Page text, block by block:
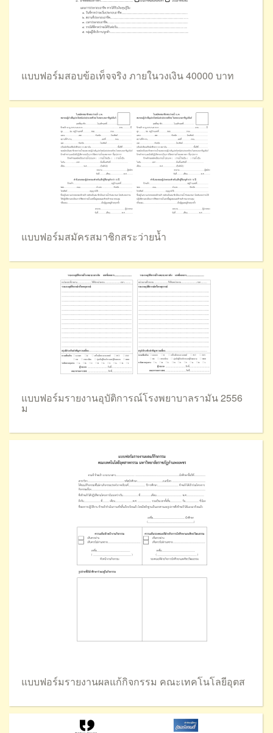
แบบฟอร์มสอบข้อเท็จจริง ภายในวงเงิน 40000 บาท
แบบฟอร์มสมัครสมาชิกสระว่ายน้ำ
แบบฟอร์มรายงานอุบัติการณ์โรงพยาบาลรามัน 2556
ม
แบบฟอร์มรายงานผลแก้กิจกรรม คณะเทคโนโลยีอุตส